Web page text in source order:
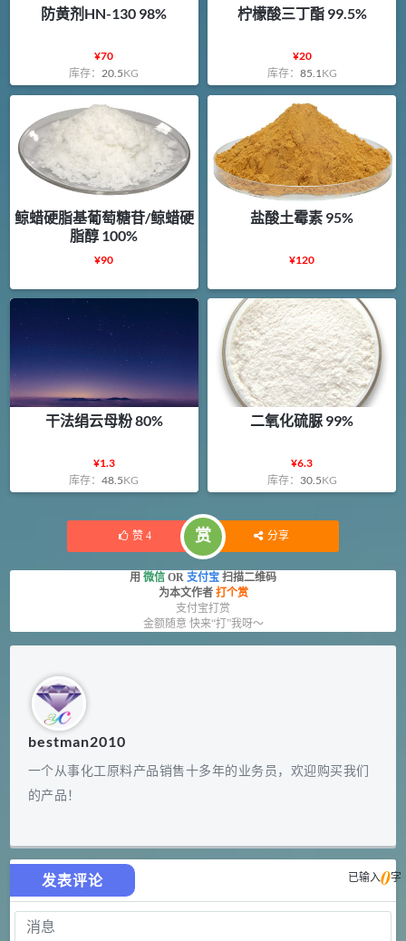
防黄剂HN-130 98%
¥70
库存： 20.5KG
柠檬酸三丁酯 99.5%
¥20
库存： 85.1 KG
鲸蜡硬脂基葡萄糖苷/鲸蜡硬
脂醇 100%
¥90
盐酸土霉素 95%
¥120
干法绢云母粉 80%
¥1.3
库存：48.5KG
二氧化硫脲 99%
¥6.3
库存： 30.5KG
赞 4 赏 分享
用 微信 OR 支付宝 扫描二维码
为本文作者 打个赏
支付宝打赏
金额随意 快来“打”我呀～
bestman2010
一个从事化工原料产品销售十多年的业务员，欢迎购买我们
的产品！
发表评论 已输入0字